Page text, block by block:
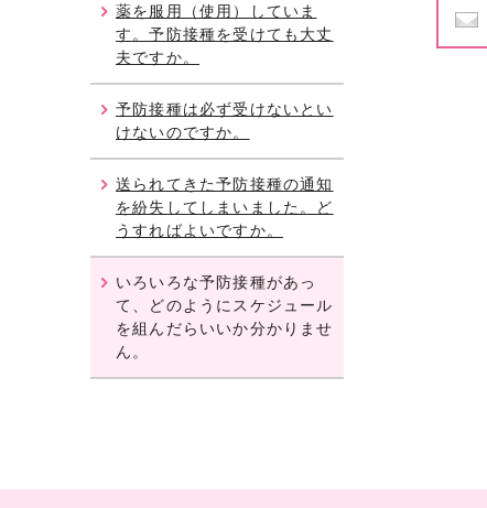
薬を服用（使用）していま
す。予防接種を受けても大丈
夫ですか。
予防接種は必ず受けないとい
けないのですか。
送られてきた予防接種の通知
を紛失してしまいました。ど
うすればよいですか。
いろいろな予防接種があっ
て、どのようにスケジュール
を組んだらいいか分かりませ
ん。